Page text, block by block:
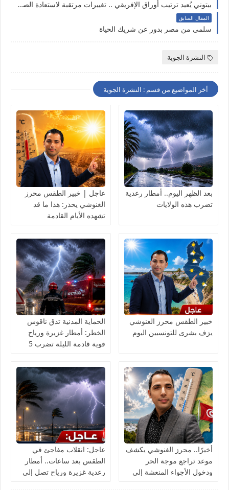
بيتوني يُعيد ترتيب أوراق الإفريقي .. تغييرات مرتقبة لاستعادة الصدارة
المقال السابق
سلمى من مصر بدور عن شريك الحياة
النشرة الجوية
أخر المواضيع من قسم : النشرة الجوية
بعد الظهر اليوم.. أمطار رعدية
تضرب هذه الولايات
عاجل | خبير الطقس محرز
الغنوشي يحذر: هذا ما قد
تشهده الأيام القادمة
خبير الطقس محرز الغنوشي
يزف بشرى للتونسيين اليوم
الحماية المدنية تدق ناقوس
الخطر: أمطار غزيرة ورياح
قوية قادمة الليلة تضرب 5
أخيرًا.. محرز الغنوشي يكشف
موعد تراجع موجة الحر
ودخول الأجواء المنعشة إلى
عاجل: انقلاب مفاجئ في
الطقس بعد ساعات.. أمطار
رعدية غزيرة ورياح تصل إلى